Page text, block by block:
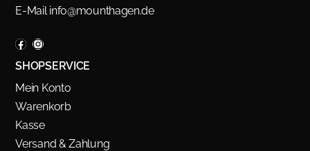
E-Mailinfo@mounthagen.de
SHOPSERVICE
Mein Konto
Warenkorb
Kasse
Versand & Zahlung